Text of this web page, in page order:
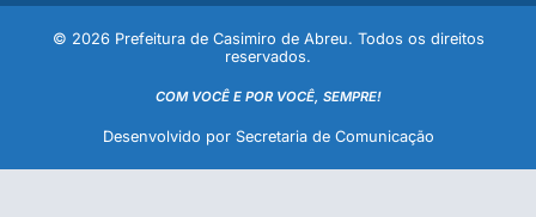
© 2026 Prefeitura de Casimiro de Abreu. Todos os direitos
reservados.
COM VOCÊ E POR VOCÊ, SEMPRE!
Desenvolvido por Secretaria de Comunicação